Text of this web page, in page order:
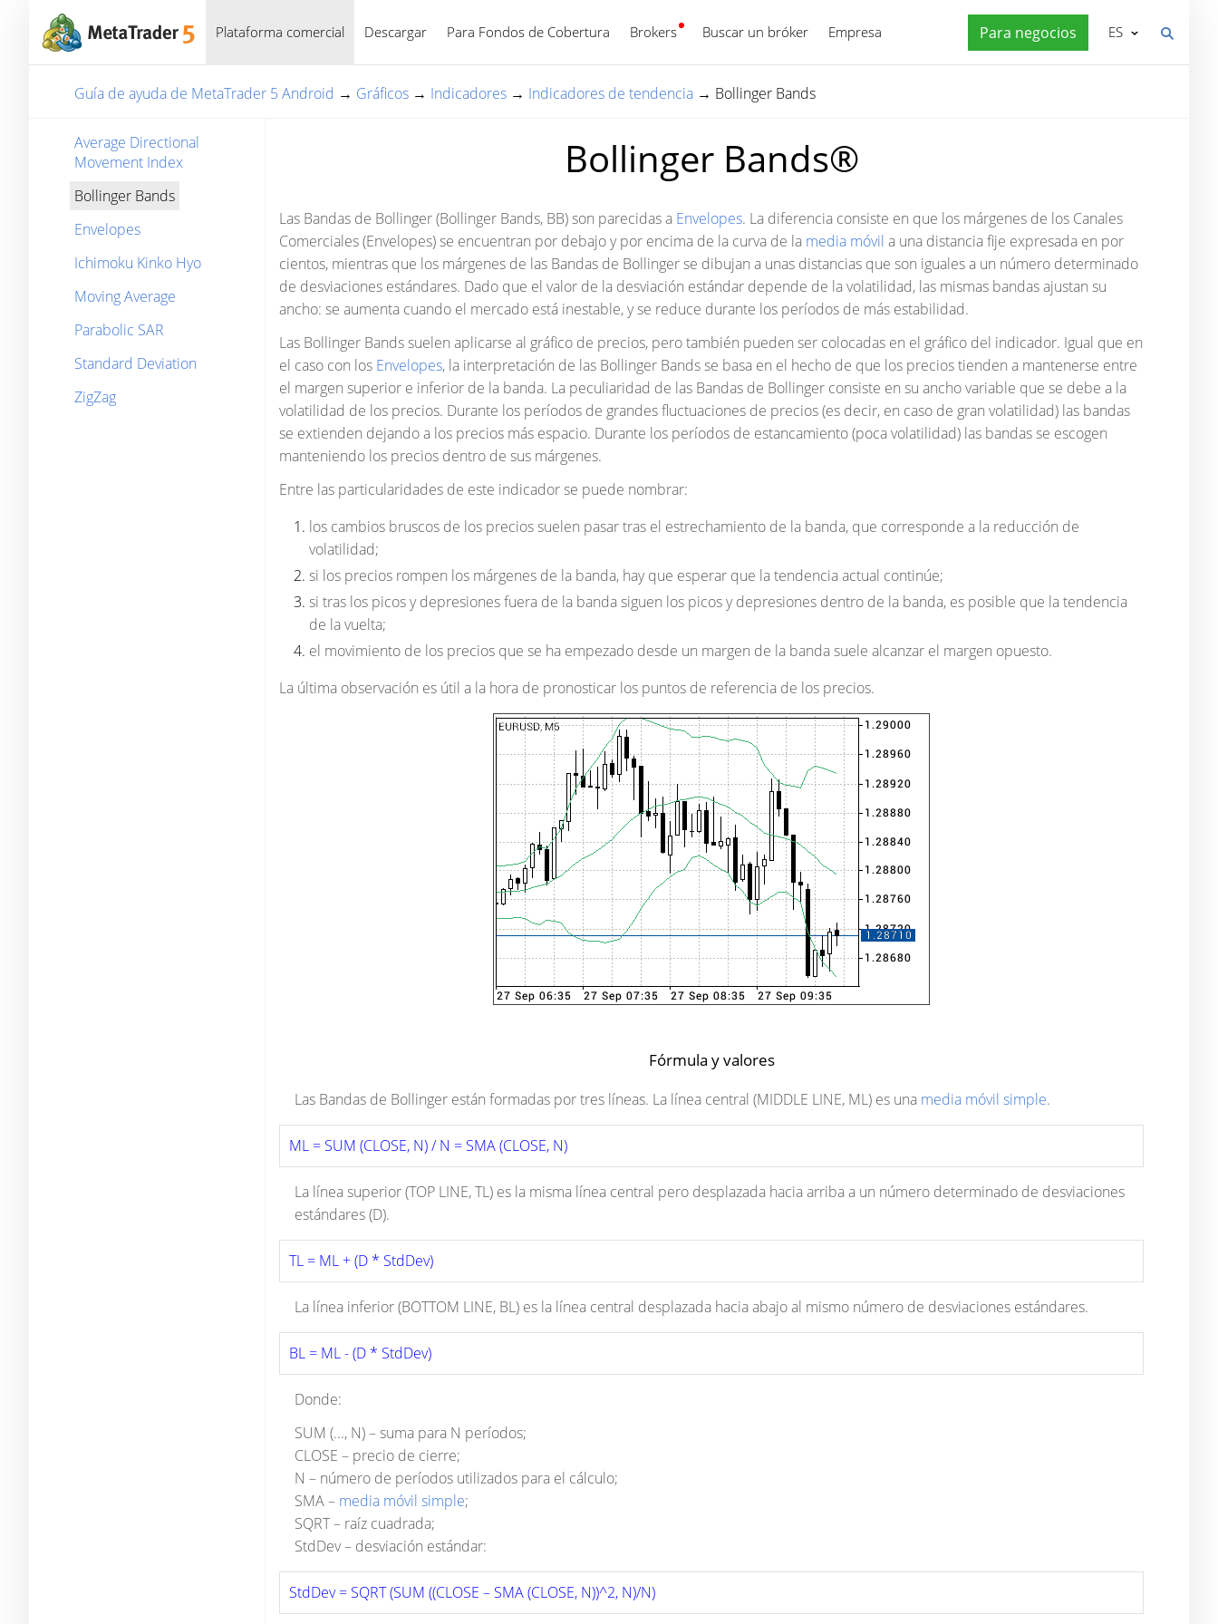
Plataforma comercial Descargar Para Fondos de Cobertura Brokers Buscar un bróker Empresa Para negocios
Español ES
Guía de ayuda de MetaTrader 5 Android → Gráficos → Indicadores → Indicadores de tendencia → Bollinger Bands
Average Directional
Movement Index
Bollinger Bands
Envelopes
Ichimoku Kinko Hyo
Moving Average
Parabolic SAR
Standard Deviation
ZigZag
Bollinger Bands®
Las Bandas de Bollinger (Bollinger Bands, BB) son parecidas a Envelopes. La diferencia consiste en que los márgenes de los Canales
Comerciales (Envelopes) se encuentran por debajo y por encima de la curva de la media móvil a una distancia fije expresada en por
cientos, mientras que los márgenes de las Bandas de Bollinger se dibujan a unas distancias que son iguales a un número determinado
de desviaciones estándares. Dado que el valor de la desviación estándar depende de la volatilidad, las mismas bandas ajustan su
ancho: se aumenta cuando el mercado está inestable, y se reduce durante los períodos de más estabilidad.
Las Bollinger Bands suelen aplicarse al gráfico de precios, pero también pueden ser colocadas en el gráfico del indicador. Igual que en
el caso con los Envelopes, la interpretación de las Bollinger Bands se basa en el hecho de que los precios tienden a mantenerse entre
el margen superior e inferior de la banda. La peculiaridad de las Bandas de Bollinger consiste en su ancho variable que se debe a la
volatilidad de los precios. Durante los períodos de grandes fluctuaciones de precios (es decir, en caso de gran volatilidad) las bandas
se extienden dejando a los precios más espacio. Durante los períodos de estancamiento (poca volatilidad) las bandas se escogen
manteniendo los precios dentro de sus márgenes.
Entre las particularidades de este indicador se puede nombrar:
los cambios bruscos de los precios suelen pasar tras el estrechamiento de la banda, que corresponde a la reducción de
volatilidad;
si los precios rompen los márgenes de la banda, hay que esperar que la tendencia actual continúe;
si tras los picos y depresiones fuera de la banda siguen los picos y depresiones dentro de la banda, es posible que la tendencia
de la vuelta;
el movimiento de los precios que se ha empezado desde un margen de la banda suele alcanzar el margen opuesto.
La última observación es útil a la hora de pronosticar los puntos de referencia de los precios.
Fórmula y valores
Las Bandas de Bollinger están formadas por tres líneas. La línea central (MIDDLE LINE, ML) es una media móvil simple.
ML = SUM (CLOSE, N) / N = SMA (CLOSE, N)
La línea superior (TOP LINE, TL) es la misma línea central pero desplazada hacia arriba a un número determinado de desviaciones
estándares (D).
TL = ML + (D * StdDev)
La línea inferior (BOTTOM LINE, BL) es la línea central desplazada hacia abajo al mismo número de desviaciones estándares.
BL = ML - (D * StdDev)
Donde:
SUM (..., N) – suma para N períodos;
CLOSE – precio de cierre;
N – número de períodos utilizados para el cálculo;
SMA – media móvil simple;
SQRT – raíz cuadrada;
StdDev – desviación estándar:
StdDev = SQRT (SUM ((CLOSE – SMA (CLOSE, N))^2, N)/N)